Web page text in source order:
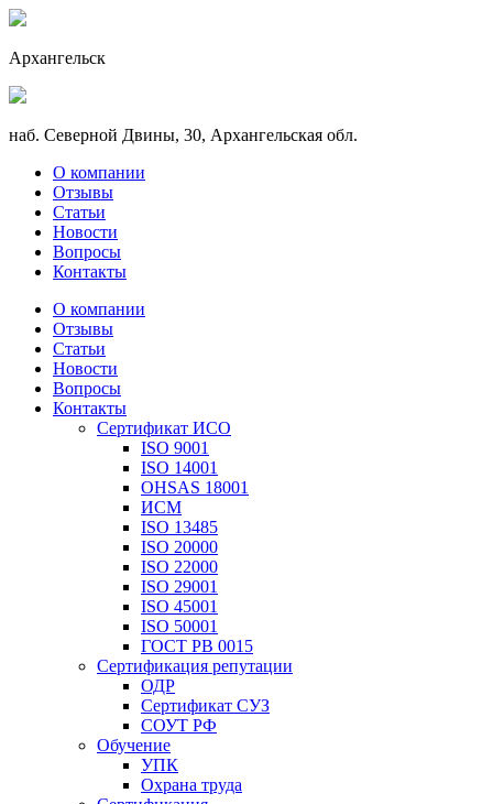
Архангельск
наб. Северной Двины, 30, Архангельская обл.
О компании
Отзывы
Статьи
Новости
Вопросы
Контакты
О компании
Отзывы
Статьи
Новости
Вопросы
Контакты
Сертификат ИСО
ISO 9001
ISO 14001
OHSAS 18001
ИСМ
ISO 13485
ISO 20000
ISO 22000
ISO 29001
ISO 45001
ISO 50001
ГОСТ РВ 0015
Сертификация репутации
ОДР
Сертификат СУЗ
СОУТ РФ
Обучение
УПК
Охрана труда